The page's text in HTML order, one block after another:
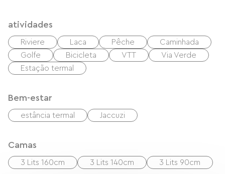
atividades
Riviere Laca Pêche
Caminhada
Golfe
Bicicleta VTT
Via Verde
Estação termal
Bem-estar
estância termal Jaccuzi
Camas
3 Lits 160cm 3 Lits 140cm 3 Lits 90cm